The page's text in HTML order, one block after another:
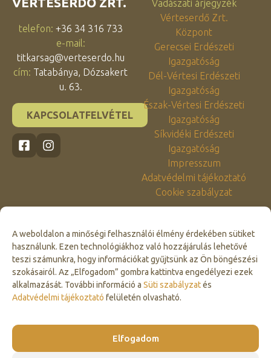
A weboldalon a minőségi felhasználói élmény érdekében sütiket
használunk. Ezen technológiákhoz való hozzájárulás lehetővé
teszi számunkra, hogy információkat gyűjtsünk az Ön böngészési
szokásairól. Az „Elfogadom” gombra kattintva engedélyezi ezek
alkalmazását. További információ a Süti szabályzatés
Adatvédelmi tájékoztató felületén olvasható.
Elfogadom
Click to accept marketing cookies and
VÉRTESERDŐ ZRT.
telefon: +36 34 316 733
e-mail:
titkarsag@verteserdo.hu
cím: Tatabánya, Dózsakert
u. 63.
KAPCSOLATFELVÉTEL
Vadászati árjegyzék
Vérteserdő Zrt.
Központ
Gerecsei Erdészeti
Igazgatóság
Dél-Vértesi Erdészeti
Igazgatóság
Észak-Vértesi Erdészeti
Igazgatóság
Síkvidéki Erdészeti
Igazgatóság
Impresszum
Adatvédelmi tájékoztató
Cookie szabályzat